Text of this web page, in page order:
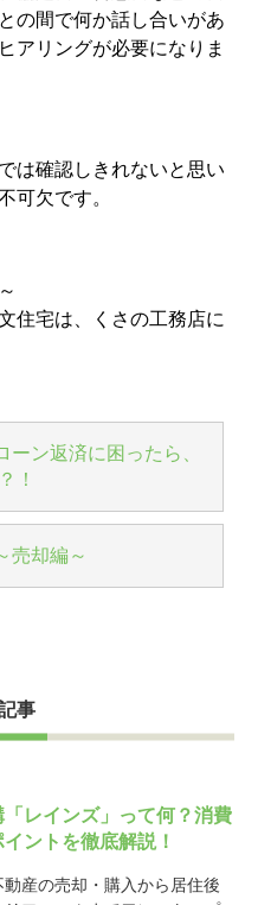
の間で何か話し合いがあ
アリングが必要になりま
は確認しきれないと思い
可欠です。
住宅は、くさの工務店に
ーン返済に困ったら、
！
売却編～
事
レインズ」って何？消費
ントを徹底解説！
産の売却・購入から居住後